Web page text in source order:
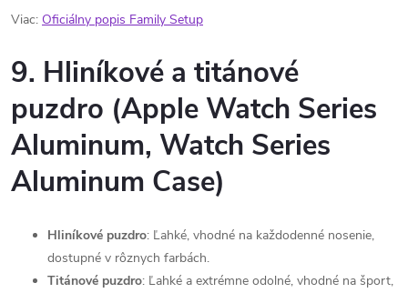
Viac: Oficiálny popis Family Setup
9. Hliníkové a titánové
puzdro (Apple Watch Series
Aluminum, Watch Series
Aluminum Case)
Hliníkové puzdro: Ľahké, vhodné na každodenné nosenie,
dostupné v rôznych farbách.
Titánové puzdro: Ľahké a extrémne odolné, vhodné na šport,